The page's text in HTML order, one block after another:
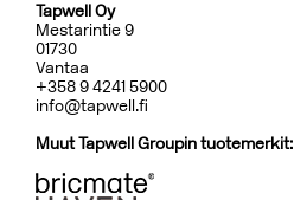
Tapwell Oy
Mestarintie 9
01730
Vantaa
+358 9 4241 5900
info@tapwell.fi
Muut Tapwell Groupin tuotemerkit: